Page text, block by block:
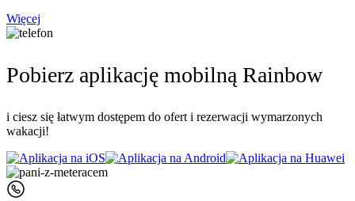
Więcej
Pobierz aplikację mobilną Rainbow
i ciesz się łatwym dostępem do ofert i rezerwacji wymarzonych
wakacji!